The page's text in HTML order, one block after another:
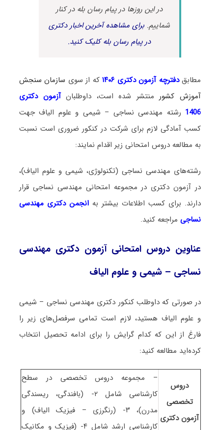
در این روزها در پیام رسان بله در کنار
شماییم.برای مشاهده آخرین اخبار دکتری
در پیام رسان بله کلیک کنید.
مطابق دفترچه آزمون دکتری ۱۴۰۶ که از سوی سازمان سنجش
آموزش کشورمنتشر شده است، داوطلبان آزمون دکتری
1406 رشته مهندسی نساجی – شیمی و علوم الیاف جهت
کسب آمادگی لازم برای شرکت در کنکور ضروری است نسبت
به مطالعه دروس امتحانی زیر اقدام نمایند:
رشته‌های مهندسی نساجی (تکنولوژی، شیمی و علوم الیاف)،
در آزمون دکتری در مجموعه امتحانی مهندسی نساجی قرار
دارند. برای کسب اطلاعات بیشتر به انجمن دکتری مهندسی
نساجیمراجعه کنید.
عناوین دروس امتحانی آزمون دکتری مهندسی
نساجی – شیمی و علوم الیاف
در صورتی که داوطلب کنکور دکتری مهندسی نساجی – شیمی
و علوم الیاف هستید، لازم است تمامی سرفصل‌های زیر را
فارغ از این که کدام گرایش را برای ادامه تحصیل انتخاب
کرده‌اید مطالعه کنید:
دروس
تخصصی
آزمون دکتری
– مجموعه دروس تخصصی در سطح
کارشناسی شامل ۲- (بافندگی، ریسندگی
مدرن)، ۳- (رنگرزی – فیزیک الیاف) و
کارشناسی ارشد شامل ۴- (فیزیک و مکانیک